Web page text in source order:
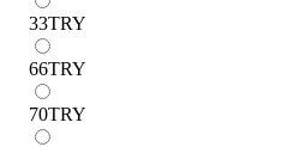
33TRY
66TRY
70TRY